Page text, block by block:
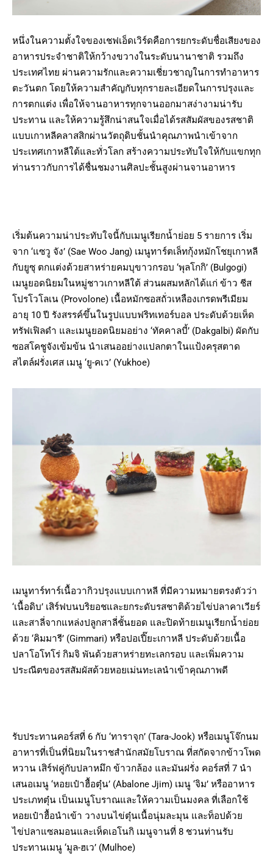
หนึ่งในความตั้งใจของเชฟเอ็ดเวิร์ดคือการยกระดับชื่อเสียงของ
อาหารประจำชาติให้กว้างขวางในระดับนานาชาติ รวมถึง
ประเทศไทย ผ่านความรักและความเชี่ยวชาญในการทำอาหาร
ตะวันตก โดยให้ความสำคัญกับทุกรายละเอียดในการปรุงและ
การตกแต่ง เพื่อให้จานอาหารทุกจานออกมาสง่างามน่ารับ
ประทาน และให้ความรู้สึกน่าสนใจเมื่อได้รสสัมผัสของรสชาติ
แบบเกาหลีคลาสสิกผ่านวัตถุดิบชั้นนำคุณภาพนำเข้าจาก
ประเทศเกาหลีใต้และทั่วโลก สร้างความประทับใจให้กับแขกทุก
ท่านราวกับการได้ชื่นชมงานศิลปะชั้นสูงผ่านจานอาหาร
เริ่มต้นความน่าประทับใจนี้กับเมนูเรียกน้ำย่อย 5 รายการ เริ่ม
จาก ‘แซวู จัง’ (Sae Woo Jang) เมนูทาร์ตเล็ทกุ้งหมักโชยุเกาหลี
กับยูซุ ตกแต่งด้วยสาหร่ายคมบุขาวกรอบ ‘พุลโกกิ’ (Bulgogi)
เมนูยอดนิยมในหมู่ชาวเกาหลีใต้ ส่วนผสมหลักได้แก่ ข้าว ชีส
โปรโวโลเน (Provolone) เนื้อหมักซอสถั่วเหลืองเกรดพรีเมียม
อายุ 10 ปี รังสรรค์ขึ้นในรูปแบบฟริทเทอร์บอล ประดับด้วยเห็ด
ทรัฟเฟิลดำ และเมนูยอดนิยมอย่าง ‘ทัคคาลบี้’ (Dakgalbi) ผัดกับ
ซอสโคชูจังเข้มข้น นำเสนออย่างแปลกตาในแป้งครุสตาด
สไตล์ฝรั่งเศส เมนู ‘ยู-คเว’ (Yukhoe)
เมนูทาร์ทาร์เนื้อวากิวปรุงแบบเกาหลี ที่มีความหมายตรงตัวว่า
‘เนื้อดิบ’ เสิร์ฟบนบริยอชและยกระดับรสชาติด้วยไข่ปลาคาเวียร์
และสาลี่จากแหล่งปลูกสาลี่ชั้นยอด และปิดท้ายเมนูเรียกน้ำย่อย
ด้วย ‘คิมมารี’ (Gimmari) หรือปอเปี๊ยะเกาหลี ประดับด้วยเนื้อ
ปลาโอโทโร่ กิมจิ พันด้วยสาหร่ายทะเลกรอบ และเพิ่มความ
ประณีตของรสสัมผัสด้วยหอยเม่นทะเลนำเข้าคุณภาพดี
รับประทานคอร์สที่ 6 กับ ‘ทาราจุก’ (Tara-Jook) หรือเมนูโจ๊กนม
อาหารที่เป็นที่นิยมในราชสำนักสมัยโบราณ ที่สกัดจากข้าวโพด
หวาน เสิร์ฟคู่กับปลาหมึก ข้าวกล้อง และมันฝรั่ง คอร์สที่ 7 นำ
เสนอเมนู ‘หอยเป๋าฮื้อตุ๋น’ (Abalone Jjim) เมนู ‘จิม’ หรืออาหาร
ประเภทตุ๋น เป็นเมนูโบราณและให้ความเป็นมงคล ที่เลือกใช้
หอยเป๋าฮื้อนำเข้า วางบนไข่ตุ๋นเนื้อนุ่มละมุน และท็อปด้วย
ไข่ปลาแซลมอนและเห็ดเอโนกิ เมนูจานที่ 8 ชวนท่านรับ
ประทานเมนู ‘มูล-ฮเว’ (Mulhoe)